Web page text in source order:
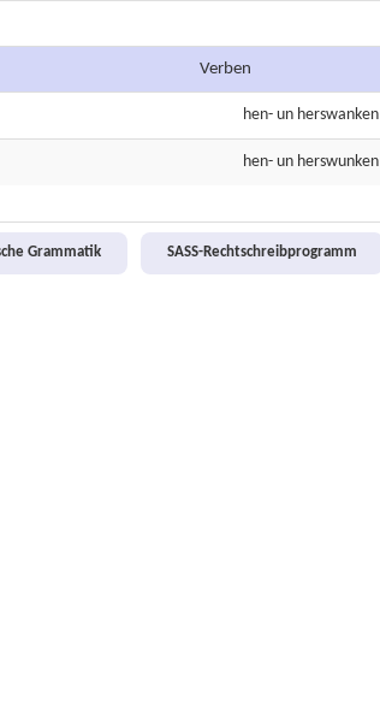
Verben
hen- un herswanken
hen- un herswunken
Grammatik
SASS-Rechtschreibprogramm